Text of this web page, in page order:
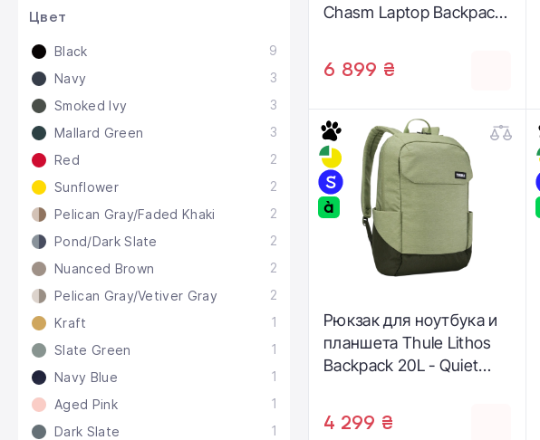
Цвет
Black
9
Navy
3
Smoked Ivy
3
Mallard Green
3
Red
2
Sunflower
2
Pelican Gray/Faded Khaki
2
Pond/Dark Slate
2
Nuanced Brown
2
Pelican Gray/Vetiver Gray
2
Kraft
1
Slate Green
1
Navy Blue
1
Aged Pink
1
Dark Slate
1
Chasm Laptop Backpack
6 899 ₴
Рюкзак для ноутбука и
планшета Thule Lithos
Backpack 20L - Quiet
4 299 ₴